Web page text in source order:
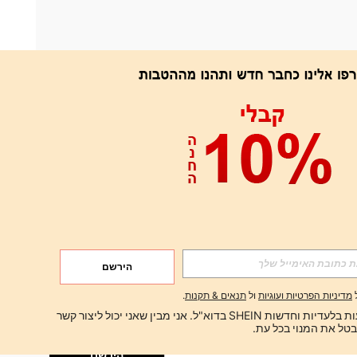
אפליקציה
הירשם
הירשם
הירשם
מדיניות הפרטיות ועוגיות ול תנאים & תקנות.
ברצוני לקבל הצעות בלעדיות וחדשות SHEIN בדוא"ל. אני מבין שאני יכול ליצור קשר